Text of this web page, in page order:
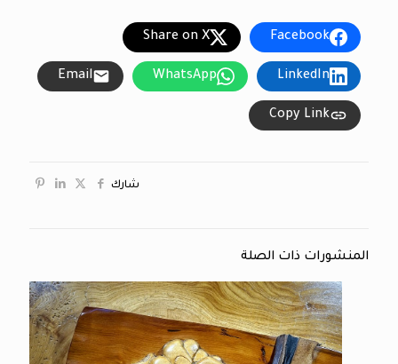
Facebook
Share on X
LinkedIn
WhatsApp
Email
Copy Link
شارك
المنشورات ذات الصلة